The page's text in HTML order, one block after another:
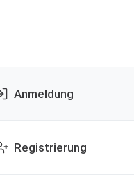
Anmeldung
Registrierung